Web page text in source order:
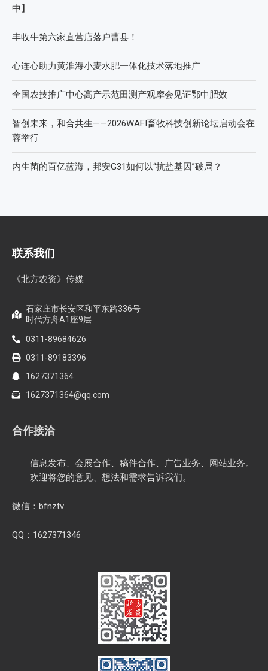
中】
丰收牛第六家直营店落户曹县！
心连心助力黄淮海小麦水肥一体化技术落地推广
全国农技推广中心高产示范田测产观摩会见证鄂中肥效
智创未来，和合共生——2026WAFI畜牧科技创新论坛启动会在
蓉举行
内生菌的百亿蓝海，邦安G31如何以“抗盐基因”破局？
联系我们
《北方农资》传媒
石家庄市长安区和平东路336号
时代方舟A1座9层
0311-89684626
0311-89183396
1627371364
1627371364@qq.com
合作接洽
信息发布、会展合作、稿件合作、广告业务、网站业务。
欢迎将您的意见、想法和需求告诉我们。
微信：bfnztv
QQ：1627371346